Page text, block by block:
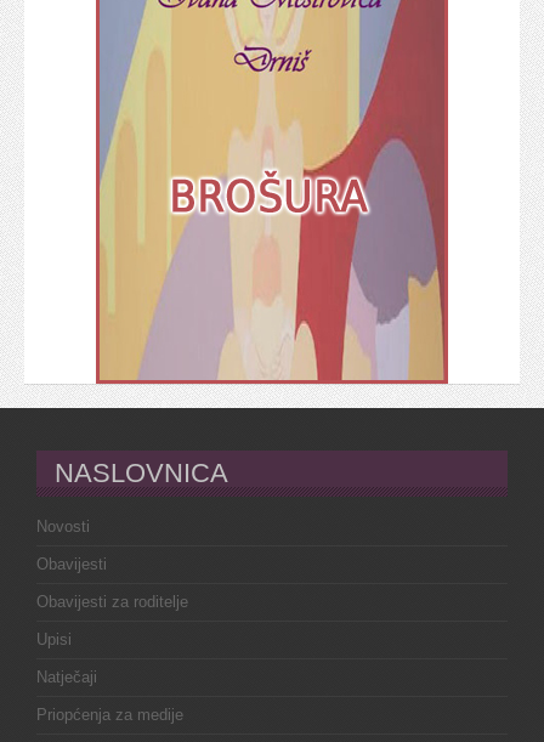
NASLOVNICA
Novosti
Obavijesti
Obavijesti za roditelje
Upisi
Natječaji
Priopćenja za medije